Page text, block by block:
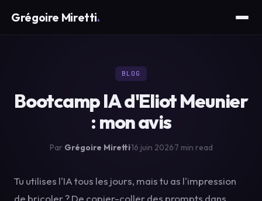
Grégoire Miretti.
BLOG
Bootcamp IA d'Eliot Meunier
: mon avis
Par Grégoire Miretti·16 juin 2026·7 min read
Tu utilises l'IA tous les jours, mais tu as l'impression
de bricoler ? De copier-coller des prompts dans